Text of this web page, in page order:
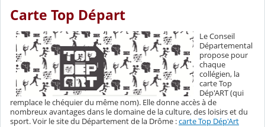
Carte Top Départ
Le Conseil
Départemental
propose pour
chaque
collégien, la
carte Top
Dép'ART (qui
remplace le chéquier du même nom). Elle donne accès à de
nombreux avantages dans le domaine de la culture, des loisirs et du
sport. Voir le site du Département de la Drôme :carte Top Dép'Art